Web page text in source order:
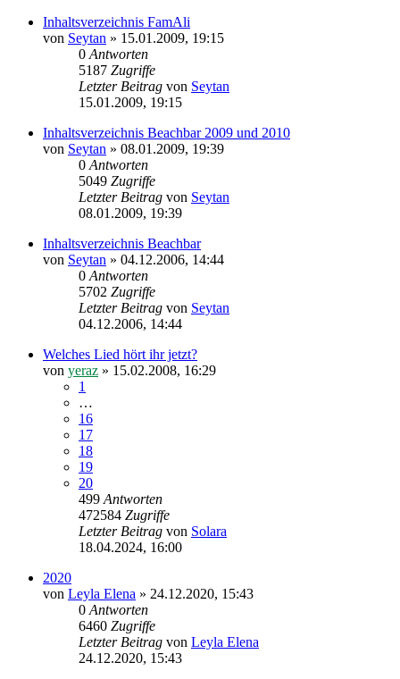
Inhaltsverzeichnis FamAli
von Seytan » 15.01.2009, 19:15
0 Antworten
5187 Zugriffe
Letzter Beitrag von Seytan
15.01.2009, 19:15
Inhaltsverzeichnis Beachbar 2009 und 2010
von Seytan » 08.01.2009, 19:39
0 Antworten
5049 Zugriffe
Letzter Beitrag von Seytan
08.01.2009, 19:39
Inhaltsverzeichnis Beachbar
von Seytan » 04.12.2006, 14:44
0 Antworten
5702 Zugriffe
Letzter Beitrag von Seytan
04.12.2006, 14:44
Welches Lied hört ihr jetzt?
von yeraz » 15.02.2008, 16:29
1
…
16
17
18
19
20
499 Antworten
472584 Zugriffe
Letzter Beitrag von Solara
18.04.2024, 16:00
2020
von Leyla Elena » 24.12.2020, 15:43
0 Antworten
6460 Zugriffe
Letzter Beitrag von Leyla Elena
24.12.2020, 15:43